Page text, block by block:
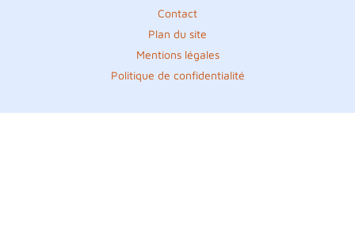
Contact
Plan du site
Mentions légales
Politique de confidentialité